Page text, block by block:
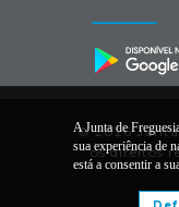
© 2026 Junta
os direitos
A Junta de
sua experiência de
está a consentir a